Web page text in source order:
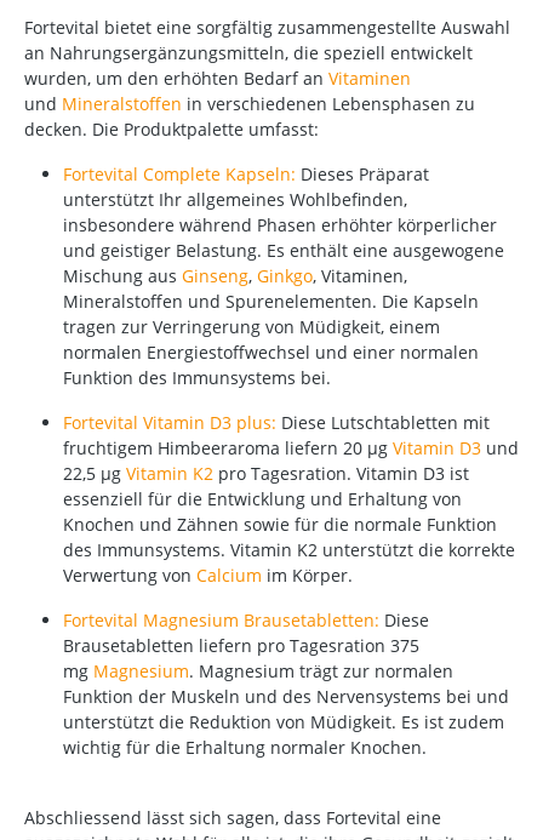
Fortevital bietet eine sorgfältig zusammengestellte Auswahl
an Nahrungsergänzungsmitteln, die speziell entwickelt
wurden, um den erhöhten Bedarf an Vitaminen
und Mineralstoffen in verschiedenen Lebensphasen zu
decken. Die Produktpalette umfasst:
Fortevital Complete Kapseln: Dieses Präparat
unterstützt Ihr allgemeines Wohlbefinden,
insbesondere während Phasen erhöhter körperlicher
und geistiger Belastung. Es enthält eine ausgewogene
Mischung aus Ginseng, Ginkgo, Vitaminen,
Mineralstoffen und Spurenelementen. Die Kapseln
tragen zur Verringerung von Müdigkeit, einem
normalen Energiestoffwechsel und einer normalen
Funktion des Immunsystems bei.
Fortevital Vitamin D3 plus: Diese Lutschtabletten mit
fruchtigem Himbeeraroma liefern 20 µg Vitamin D3 und
22,5 µg Vitamin K2 pro Tagesration. Vitamin D3 ist
essenziell für die Entwicklung und Erhaltung von
Knochen und Zähnen sowie für die normale Funktion
des Immunsystems. Vitamin K2 unterstützt die korrekte
Verwertung von Calcium im Körper.
Fortevital Magnesium Brausetabletten: Diese
Brausetabletten liefern pro Tagesration 375
mg Magnesium. Magnesium trägt zur normalen
Funktion der Muskeln und des Nervensystems bei und
unterstützt die Reduktion von Müdigkeit. Es ist zudem
wichtig für die Erhaltung normaler Knochen.
Abschliessend lässt sich sagen, dass Fortevital eine